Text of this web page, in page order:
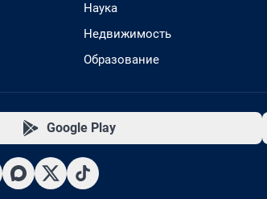
Наука
Недвижимость
Образование
Google Play